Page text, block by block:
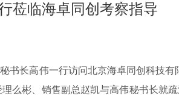
莅临海卓同创考察指导
秘书长高伟一行访问北京海卓同创科技有
么彬、销售副总赵凯与高伟秘书长就